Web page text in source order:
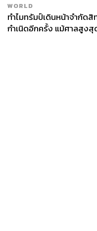
WORLD
ทำไมทรัมป์เดินหน้าจำกัด
กำเนิดอีกครั้ง แม้ศาลสูง